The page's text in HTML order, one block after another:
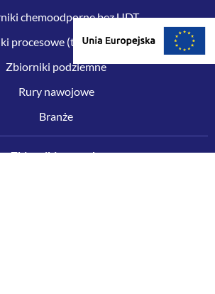
chemoodporne bez UDT
procesowe (technologiczne)
Zbiorniki podziemne
Rury nawojowe
Branże
Zbiorniki na wodę